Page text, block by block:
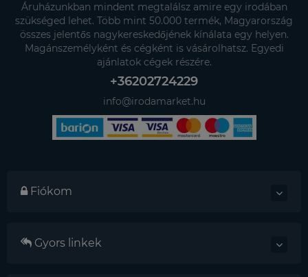
Áruházunkban mindent megtalálsz amire egy irodában
szükséged lehet. Több mint 50.000 termék, Magyarország
összes jelentős nagykereskedőjének kínálata egy helyen.
Magánszemélyként és cégként is vásárolhatsz. Egyedi
ajánlatok cégek részére.
+36202724229
info@irodamarket.hu
Fiókom
Gyors linkek